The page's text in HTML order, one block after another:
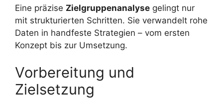
Eine präzise Zielgruppenanalyse gelingt nur
mit strukturierten Schritten. Sie verwandelt rohe
Daten in handfeste Strategien – vom ersten
Konzept bis zur Umsetzung.
Vorbereitung und
Zielsetzung